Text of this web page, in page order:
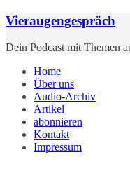
Zum
springen
Vieraugengespräch
Dein Podcast mit Themen
Home
Über uns
Audio-Archiv
Artikel
abonnieren
Kontakt
Impressum